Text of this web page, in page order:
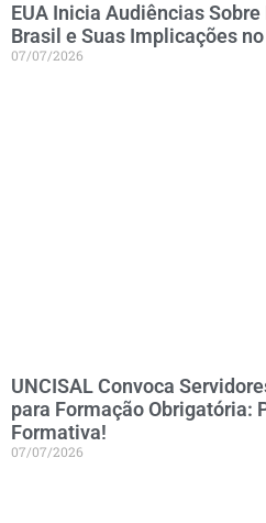
EUA Inicia Audiências
Brasil e Suas Implicações
07/07/2026
UNCISAL Convoca
para Formação Obrigatória:
Formativa!
07/07/2026